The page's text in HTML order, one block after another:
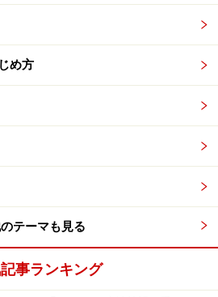
については十分に配慮しております
は、必ず各金融機関やサービス提供者
め方
テーマも見る
事ランキング